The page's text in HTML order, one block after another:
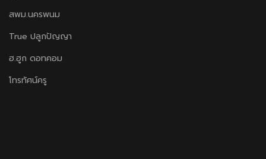
สพม.นครพนม
True ปลูกปัญญา
ฮ.ฮูก ดอทคอม
โทรทัศน์ครู